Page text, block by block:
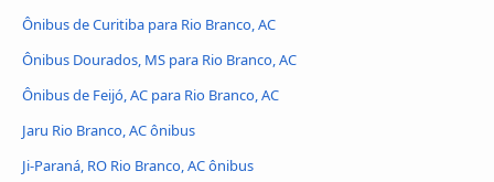
Ônibus de Curitiba para Rio Branco, AC
Ônibus Dourados, MS para Rio Branco, AC
Ônibus de Feijó, AC para Rio Branco, AC
Jaru Rio Branco, AC ônibus
Ji-Paraná, RO Rio Branco, AC ônibus